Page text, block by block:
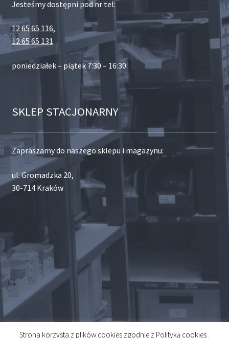
Jesteśmy dostępni pod nr tel:
12 65 65 116,
12 65 65 131
poniedziałek – piątek 7:30 – 16:30
SKLEP STACJONARNY
Zapraszamy do naszego sklepu i magazynu:
ul. Gromadzka 20,
30-714 Kraków
Strona korzysta z plików cookies zgodnie z Polityką cookies .